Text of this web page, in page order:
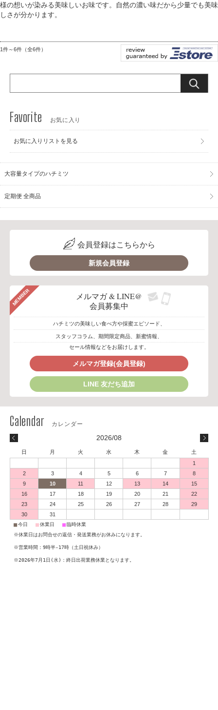
様の想いが染みる美味しいお味です。自然の濃い味だから少量でも美味
しさが分かります。
1件～6件（全6件）
お気に入り
お気に入りリストを見る
大容量タイプのハチミツ
定期便 全商品
会員登録はこちらから
新規会員登録
MEMBER
メルマガ & LINE@
会員募集中
ハチミツの美味しい食べ方や採蜜エピソード、
スタッフコラム、期間限定商品、新蜜情報、
セール情報などをお届けします。
メルマガ登録(会員登録)
LINE 友だち追加
2026/08
日 月 火 水 木 金
土
1
2
3 4 5 6 7
8
9
10 11 12 13 14
15
16
17 18 19 20 21
22
23
24 25 26 27 28
29
30
31
■今日 ■休業日 ■臨時休業
※休業日はお問合せの返信・発送業務がお休みになります。
※営業時間：9時半-17時（土日祝休み）
※2026年7月1日(水)：終日出荷業務休業となります。